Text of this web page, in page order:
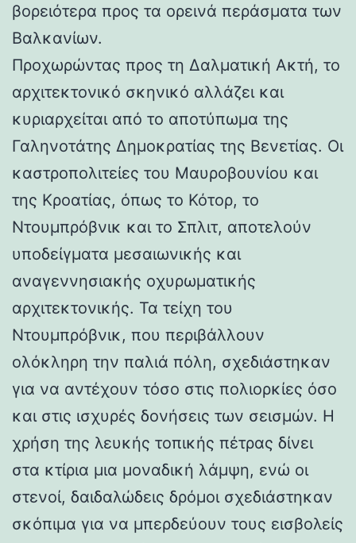
βορειότερα προς τα ορεινά περάσματα των
Βαλκανίων.
Προχωρώντας προς τη Δαλματική Ακτή, το
αρχιτεκτονικό σκηνικό αλλάζει και
κυριαρχείται από το αποτύπωμα της
Γαληνοτάτης Δημοκρατίας της Βενετίας. Οι
καστροπολιτείες του Μαυροβουνίου και
της Κροατίας, όπως το Κότορ, το
Ντουμπρόβνικ και το Σπλιτ, αποτελούν
υποδείγματα μεσαιωνικής και
αναγεννησιακής οχυρωματικής
αρχιτεκτονικής. Τα τείχη του
Ντουμπρόβνικ, που περιβάλλουν
ολόκληρη την παλιά πόλη, σχεδιάστηκαν
για να αντέχουν τόσο στις πολιορκίες όσο
και στις ισχυρές δονήσεις των σεισμών. Η
χρήση της λευκής τοπικής πέτρας δίνει
στα κτίρια μια μοναδική λάμψη, ενώ οι
στενοί, δαιδαλώδεις δρόμοι σχεδιάστηκαν
σκόπιμα για να μπερδεύουν τους εισβολείς